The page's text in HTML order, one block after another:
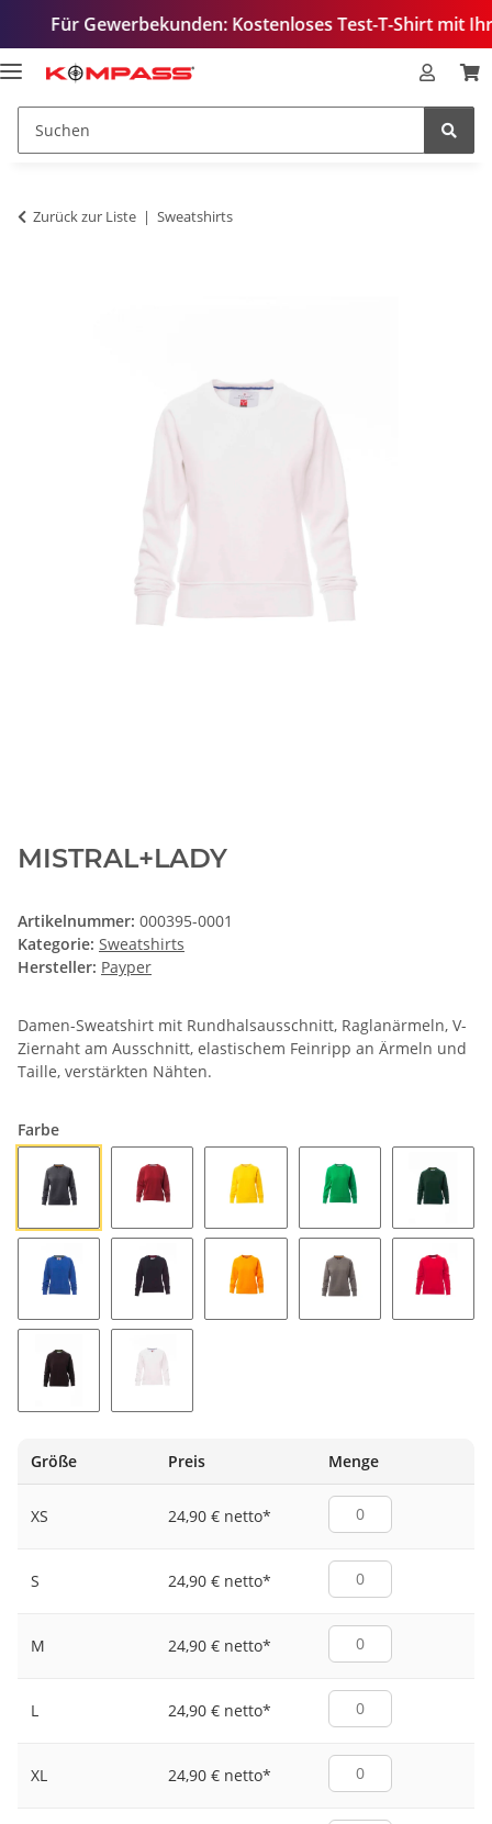
Gewerbekunden: Kostenloses Test-T-Shirt mit Ihrem
Zurück zur Liste Sweatshirts
MISTRAL+LADY
Artikelnummer: 000395-0001
Kategorie: Sweatshirts
Hersteller: Payper
Damen-Sweatshirt mit Rundhalsausschnitt, Raglanärmeln, V-
Ziernaht am Ausschnitt, elastischem Feinripp an Ärmeln und
Taille, verstärkten Nähten.
Farbe
ANTHRAZIT BORDEAUX GELB GELEEGRÜN GRÜN
KÖNIGSBLAUMARINEBLAU
Größe
Preis Menge
XS 24,90 € netto*
S 24,90 € netto*
M 24,90 € netto*
L 24,90 € netto*
XL 24,90 € netto*